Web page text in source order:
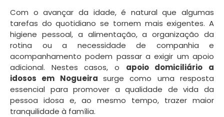
Com o avançar da idade, é natural que algumas
tarefas do quotidiano se tornem mais exigentes. A
higiene pessoal, a alimentação, a organização da
rotina ou a necessidade de companhia e
acompanhamento podem passar a exigir um apoio
adicional. Nestes casos, o apoio domiciliário a
idosos em Nogueira surge como uma resposta
essencial para promover a qualidade de vida da
pessoa idosa e, ao mesmo tempo, trazer maior
tranquilidade à família.